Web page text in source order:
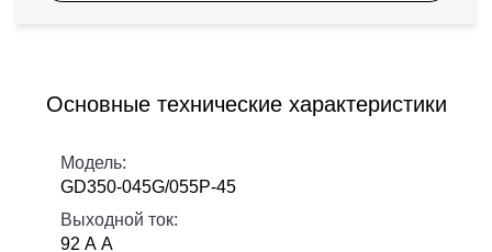
Основные технические характеристики
Модель:
GD350-045G/055P-45
Выходной ток:
92 А А